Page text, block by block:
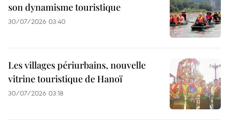
son dynamisme touristique
30/07/2026 03:40
Les villages périurbains, nouvelle
vitrine touristique de Hanoï
30/07/2026 03:18